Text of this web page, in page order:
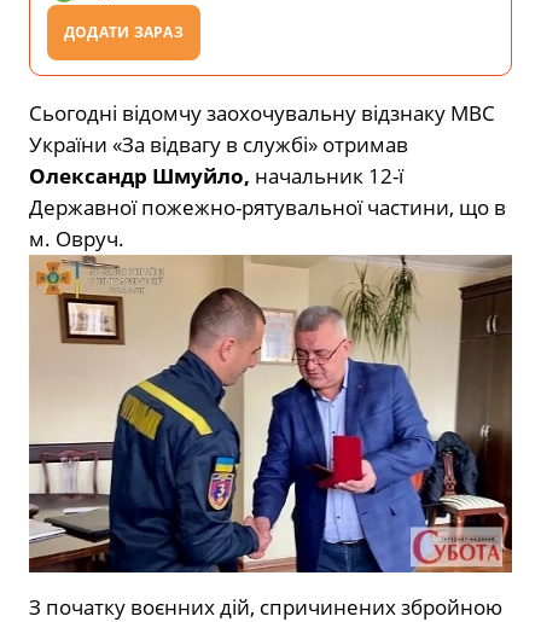
ДОДАТИ ЗАРАЗ
Сьогодні відомчу заохочувальну відзнаку МВС
України «За відвагу в службі» отримав
Олександр Шмуйло, начальник 12-ї
Державної пожежно-рятувальної частини, що в
м. Овруч.
З початку воєнних дій, спричинених збройною